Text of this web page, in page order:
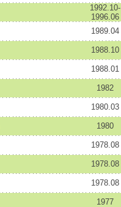
1992.10-
1996.06
1989.04
1988.10
1988.01
1982
1980.03
1980
1978.08
1978.08
1978.08
1977